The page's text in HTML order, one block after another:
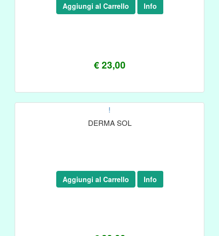
€ 23,00
Aggiungi al Carrello Info
!
DERMA SOL
Aggiungi al Carrello Info